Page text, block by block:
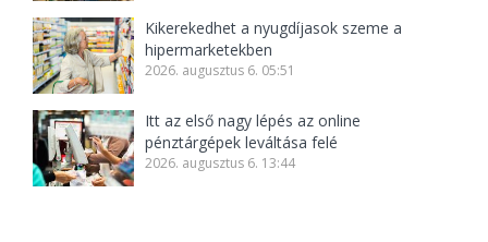
Kikerekedhet a nyugdíjasok szeme a
hipermarketekben
2026. augusztus 6. 05:51
Itt az első nagy lépés az online
pénztárgépek leváltása felé
2026. augusztus 6. 13:44